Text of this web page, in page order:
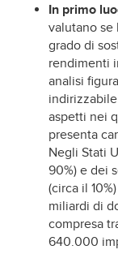
In primo
valutano se
grado di
rendimenti
analisi
aspetti nei
presenta
Negli Stati
90%) e dei
(circa il
miliardi di
compresa
640.000